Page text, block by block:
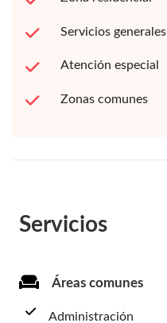
Servicios generales
Atención especial
Zonas comunes
Servicios
Áreas comunes
Administración